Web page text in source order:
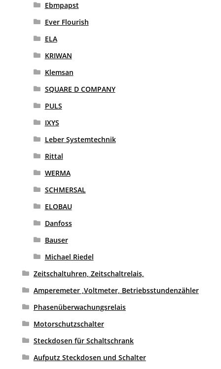
Ebmpapst
Ever Flourish
ELA
KRIWAN
Klemsan
SQUARE D COMPANY
PULS
IXYS
Leber Systemtechnik
Rittal
WERMA
SCHMERSAL
ELOBAU
Danfoss
Bauser
Michael Riedel
Zeitschaltuhren, Zeitschaltrelais,
Amperemeter ,Voltmeter, Betriebsstundenzähler
Phasenüberwachungsrelais
Motorschutzschalter
Steckdosen für Schaltschrank
Aufputz Steckdosen und Schalter